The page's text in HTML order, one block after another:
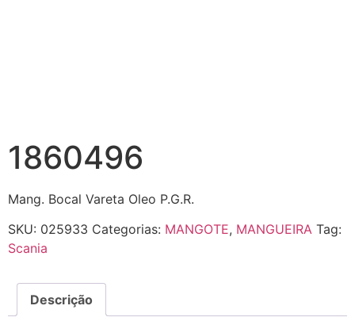
1860496
Mang. Bocal Vareta Oleo P.G.R.
SKU: 025933 Categorias: MANGOTE, MANGUEIRA Tag:
Scania
Descrição